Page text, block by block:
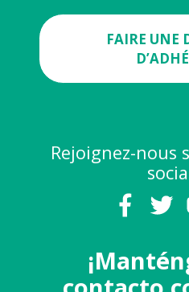
FAIRE UNE
Rejoignez-nous